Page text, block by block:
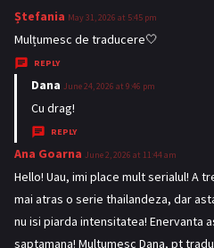
Ștefania s
a
s
:
May 31, 2026 at 5:45 pm
Mulțumesc de traducere🤍
REPLY
Dana s
a
y
s
:
June 24, 2026 at 9:46 pm
Cu drag!
REPLY
Ana Goarna s
a
y
s
:
June 2, 2026 at 11:44 am
Hello! Uau, imi place mult serialul! A
mai atras o serie thailandeza, dar
nu isi piarda intensitatea! Enervanta
saptamana! Multumesc Dana, pt